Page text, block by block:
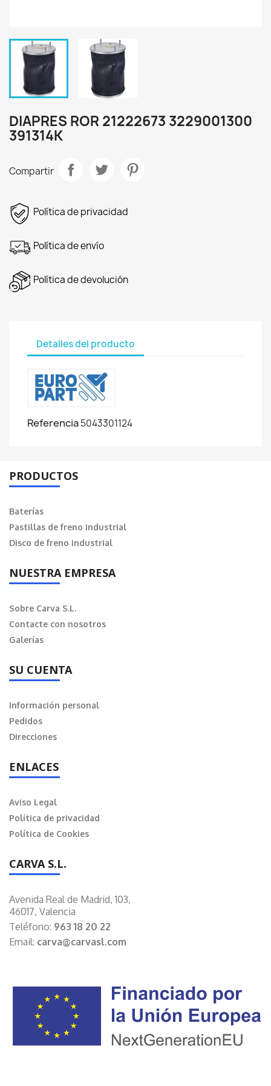
DIAPRES ROR 21222673 3229001300
391314K
Compartir
Política de privacidad
Política de envío
Política de devolución
Detalles del producto
Referencia5043301124
PRODUCTOS
Baterías
Pastillas de freno industrial
Disco de freno industrial
NUESTRA EMPRESA
Sobre Carva S.L.
Contacte con nosotros
Galerías
SU CUENTA
Información personal
Pedidos
Direcciones
ENLACES
Aviso Legal
Política de privacidad
Política de Cookies
CARVA S.L.
Avenida Real de Madrid, 103,
46017, Valencia
Teléfono: 963 18 20 22
Email: carva@carvasl.com